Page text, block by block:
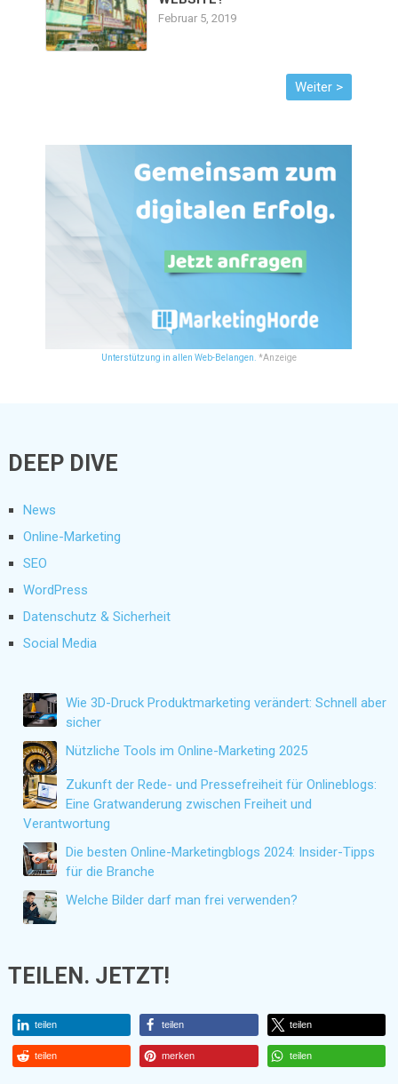
Februar 5, 2019
Unterstützung in allen Web-Belangen. *Anzeige
DEEP DIVE
News
Online-Marketing
SEO
WordPress
Datenschutz & Sicherheit
Social Media
Wie 3D-Druck Produktmarketing verändert: Schnell aber
sicher
Nützliche Tools im Online-Marketing 2025
Zukunft der Rede- und Pressefreiheit für Onlineblogs:
Eine Gratwanderung zwischen Freiheit und
Verantwortung
Die besten Online-Marketingblogs 2024: Insider-Tipps
für die Branche
Welche Bilder darf man frei verwenden?
TEILEN. JETZT!
teilen teilen teilen
teilen merken teilen